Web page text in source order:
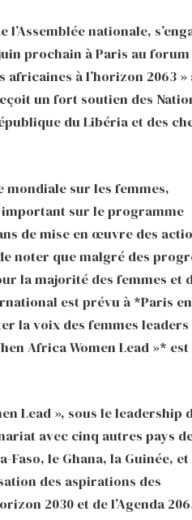
nationale,
prochain à Paris au forum
africaines à l’horizon 2063 »
un fort soutien des
du Libéria et des
mondiale sur les femmes,
important sur le programme
de mise en œuvre des
noter que malgré des
la majorité des femmes et
est prévu à *Paris en
la voix des femmes leaders
Africa Women Lead »* est
Lead », sous le leadership
avec cinq autres pays
le Ghana, la Guinée, et
des aspirations des
2030 et de l’Agenda